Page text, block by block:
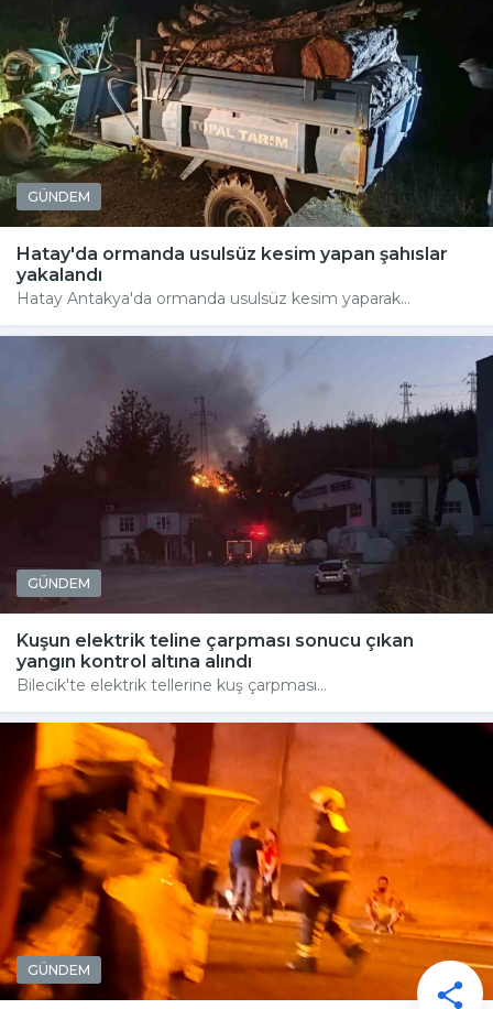
GÜNDEM
Hatay'da ormanda usulsüz kesim yapan şahıslar
yakalandı
Hatay Antakya'da ormanda usulsüz kesim yaparak...
GÜNDEM
Kuşun elektrik teline çarpması sonucu çıkan
yangın kontrol altına alındı
Bilecik'te elektrik tellerine kuş çarpması...
GÜNDEM